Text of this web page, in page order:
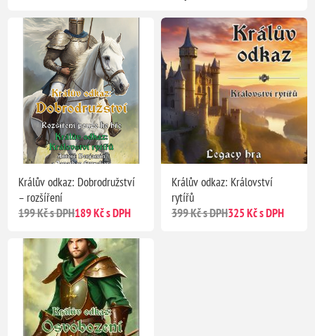
Králův odkaz: Dobrodružství
– rozšíření
199 Kč s DPH189 Kč s DPH
Králův odkaz: Království
rytířů
399 Kč s DPH325 Kč s DPH